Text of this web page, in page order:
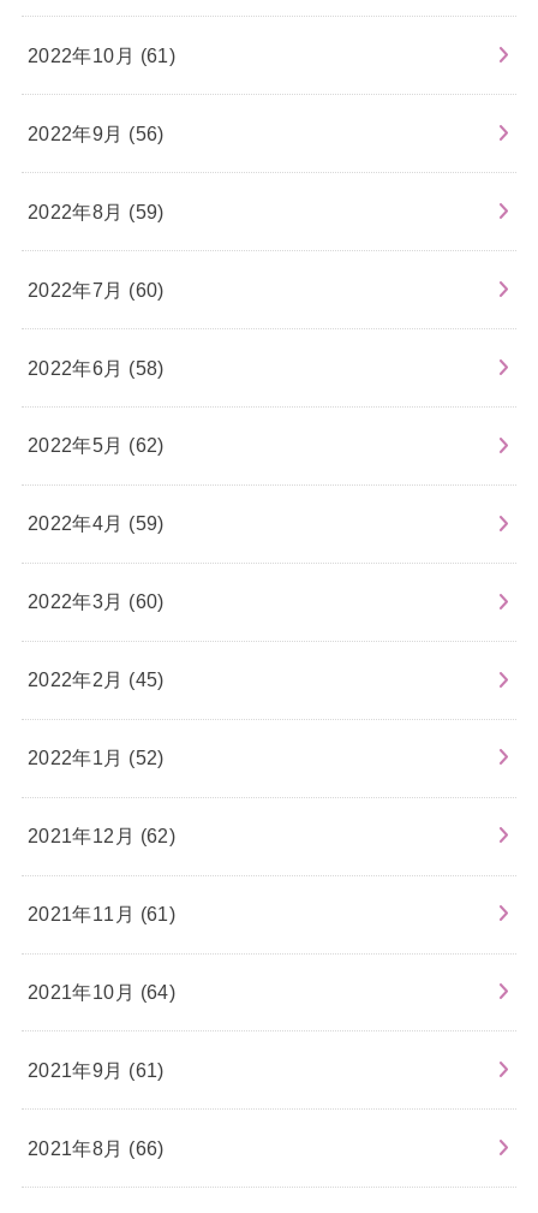
2022年10月 (61)
2022年9月 (56)
2022年8月 (59)
2022年7月 (60)
2022年6月 (58)
2022年5月 (62)
2022年4月 (59)
2022年3月 (60)
2022年2月 (45)
2022年1月 (52)
2021年12月 (62)
2021年11月 (61)
2021年10月 (64)
2021年9月 (61)
2021年8月 (66)